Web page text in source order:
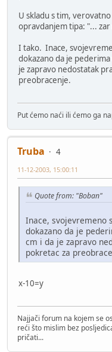
U skladu s tim,
opravdanjem tipa: "... zar
I tako. Inace,
dokazano da je
je zapravo nedostatak
preobracenje.
Put ćemo naći ili ćemo ga
Truba
4
11-12-2003, 15:00:11
Quote from: "Boban"
Inace, svojevremeno
dokazano da je
cm i da je zapravo
pokretac za
x-10=y
Najjači forum na kojem se
reći što mislim bez
pričati...